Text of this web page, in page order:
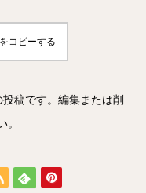
コピーする
稿です。編集または削
。